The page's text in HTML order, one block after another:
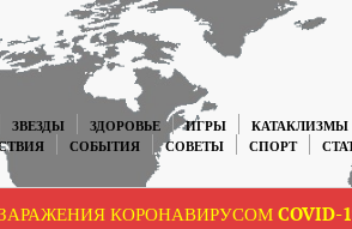
ЗВЕЗДЫ ЗДОРОВЬЕ ИГРЫ КАТАКЛИЗМЫ
СОБЫТИЯ СОВЕТЫ СПОРТ
КОРОНАВИРУСОМ COVID-